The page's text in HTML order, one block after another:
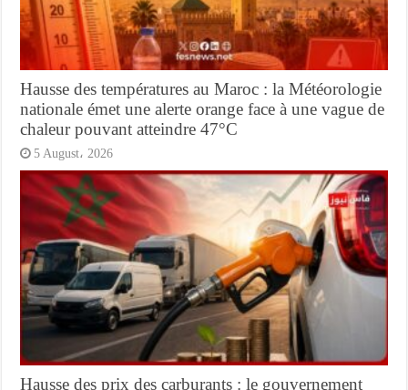
Hausse des températures au Maroc : la Météorologie
nationale émet une alerte orange face à une vague de
chaleur pouvant atteindre 47°C
5 August، 2026
Hausse des prix des carburants : le gouvernement